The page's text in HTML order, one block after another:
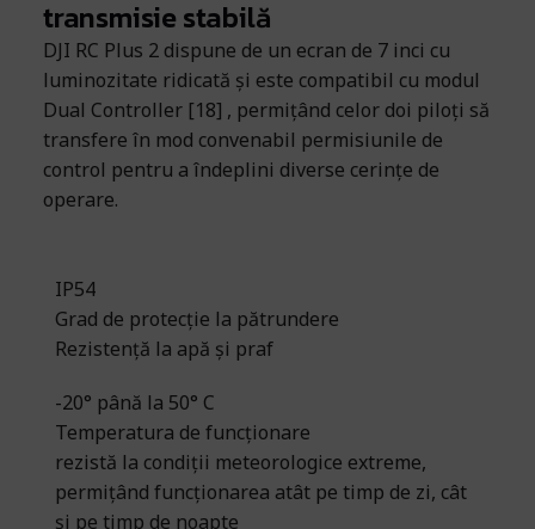
transmisie stabilă
DJI RC Plus 2 dispune de un ecran de 7 inci cu
luminozitate ridicată și este compatibil cu modul
Dual Controller [18] , permițând celor doi piloți să
transfere în mod convenabil permisiunile de
control pentru a îndeplini diverse cerințe de
operare.
IP54
Grad de protecție la pătrundere
Rezistență la apă și praf
-20° până la 50° C
Temperatura de funcționare
rezistă la condiții meteorologice extreme,
permițând funcționarea atât pe timp de zi, cât
și pe timp de noapte